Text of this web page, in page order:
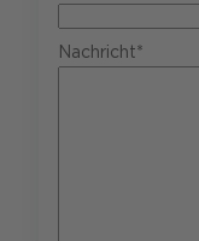
Nachricht*